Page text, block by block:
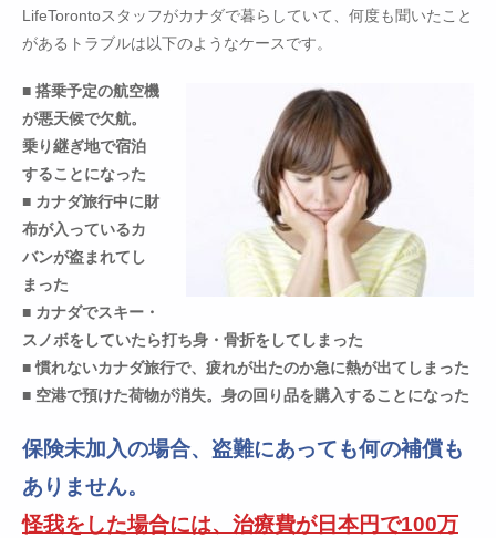
LifeTorontoスタッフがカナダで暮らしていて、何度も聞いたこと
があるトラブルは以下のようなケースです。
■ 搭乗予定の航空機
が悪天候で欠航。
乗り継ぎ地で宿泊
することになった
■ カナダ旅行中に財
布が入っているカ
バンが盗まれてし
まった
■ カナダでスキー・
スノボをしていたら打ち身・骨折をしてしまった
■ 慣れないカナダ旅行で、疲れが出たのか急に熱が出てしまった
■ 空港で預けた荷物が消失。身の回り品を購入することになった
保険未加入の場合、盗難にあっても何の補償も
ありません。
怪我をした場合には、治療費が日本円で100万